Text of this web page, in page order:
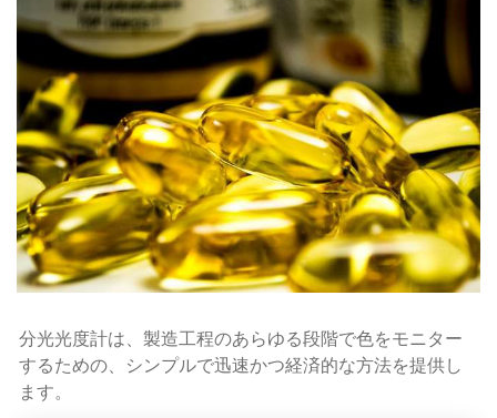
分光光度計は、製造工程のあらゆる段階で色をモニター
するための、シンプルで迅速かつ経済的な方法を提供し
ます。